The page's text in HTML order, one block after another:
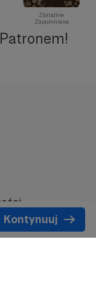
Kontynuuj
Zbrodnie
Zapomniane